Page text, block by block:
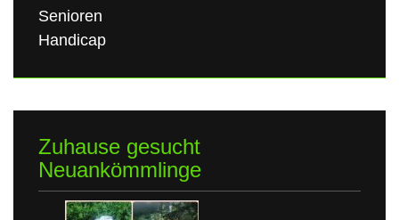
Senioren
Handicap
Zuhause gesucht
Neuankömmlinge